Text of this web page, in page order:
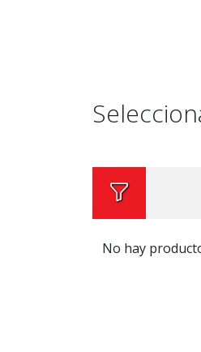
No hay